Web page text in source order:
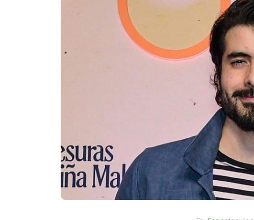
Emjay impulsa el ‘pop pesado’:
la cantante mexicana quiere
abrir camino a una nueva
generación femenina